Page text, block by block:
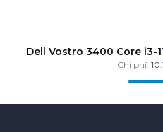
Dell Vostro 3400 Core i3-
SSD / 14
Chi phí: